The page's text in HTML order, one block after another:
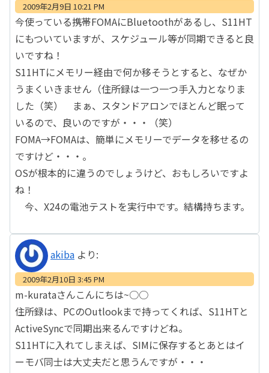
2009年2月9日 10:21 PM
今使っている携帯FOMAにBluetoothがあるし、S11HT
にもついていますが、スケジュール等が同期できると良
いですね！
S11HTにメモリー経由で何か移そうとすると、なぜか
うまくいきません（住所録は一つ一つ手入力となりま
した（笑） まぁ、スタンドアロンでほとんど眠って
いるので、良いのですが・・・（笑）
FOMA→FOMAは、簡単にメモリーでデータを移せるの
ですけど・・・。
OSが根本的に違うのでしょうけど、おもしろいですよ
ね！
今、X24の電池テストを実行中です。結構持ちます。
akiba より:
2009年2月10日 3:45 PM
m-kurataさんこんにちは~○○
住所録は、PCのOutlookまで持ってくれば、S11HTと
ActiveSyncで同期出来るんですけどね。
S11HTに入れてしまえば、SIMに保存するとあとはイ
ーモバ同士は大丈夫だと思うんですが・・・